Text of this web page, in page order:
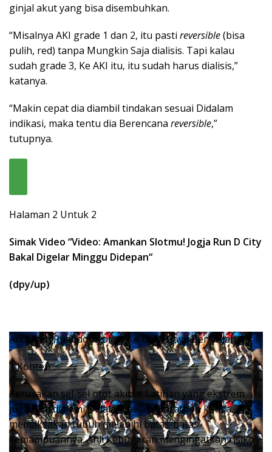
ginjal akut yang bisa disembuhkan.
“Misalnya AKI grade 1 dan 2, itu pasti reversible(bisa
pulih, red) tanpa Mungkin Saja dialisis. Tapi kalau
sudah grade 3, Ke AKI itu, itu sudah harus dialisis,”
katanya.
“Makin cepat dia diambil tindakan sesuai Didalam
indikasi, maka tentu dia Berencana reversible,”
tutupnya.
Halaman 2 Untuk 2
Simak Video “Video: Amankan Slotmu! Jogja Run D City
Bakal Digelar Minggu Didepan“
(dpy/up)
Ancaman Rhabdomyolisis Ke Balik Gaya Berlarilah
1 Konten
Kerusakan sel-sel otot akibat Latihan yang ekstrem
juga bisa dialami Didalam pelari marathon ketika
memaksakan tubuh melebihi batas-batas
kemampuannya. Ahli Kebugaran mengingatkan risiko